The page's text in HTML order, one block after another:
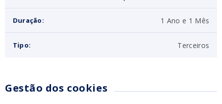
Duração: 1 Ano e 1 Mês
Tipo: Terceiros
Gestão dos cookies